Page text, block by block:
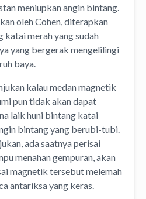
meniupkan angin bintang.
oleh Cohen, diterapkan
katai merah yang sudah
yang bergerak mengelilingi
baya.
kalau medan magnetik
pun tidak akan dapat
laik huni bintang katai
bintang yang berubi-tubi.
ada saatnya perisai
menahan gempuran, akan
magnetik tersebut melemah
antariksa yang keras.